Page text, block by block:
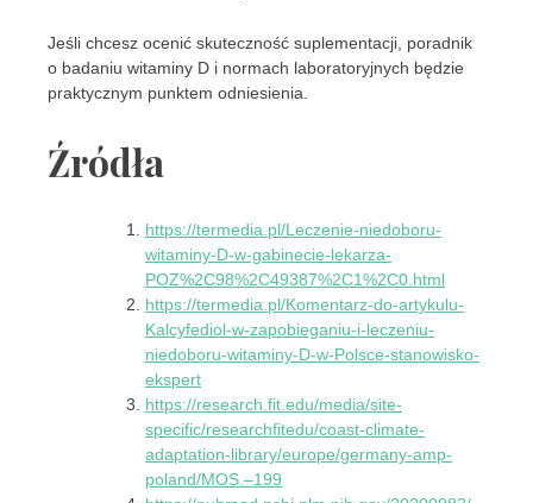
Jeśli chcesz ocenić skuteczność suplementacji, poradnik
o badaniu witaminy D i normach laboratoryjnych będzie
praktycznym punktem odniesienia.
Źródła
https://termedia.pl/Leczenie-niedoboru-
witaminy-D-w-gabinecie-lekarza-
POZ%2C98%2C49387%2C1%2C0.html
https://termedia.pl/Komentarz-do-artykulu-
Kalcyfediol-w-zapobieganiu-i-leczeniu-
niedoboru-witaminy-D-w-Polsce-stanowisko-
ekspert
https://research.fit.edu/media/site-
specific/researchfitedu/coast-climate-
adaptation-library/europe/germany-amp-
poland/MOS.–199